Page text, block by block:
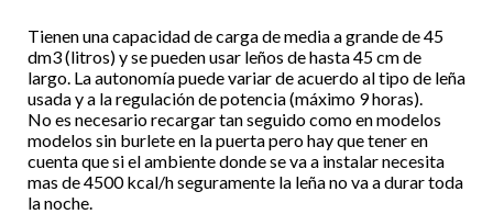
Tienen una capacidad de carga de media a grande de 45
dm3 (litros) y se pueden usar leños de hasta 45 cm de
largo. La autonomía puede variar de acuerdo al tipo de leña
usada y a la regulación de potencia (máximo 9 horas).
No es necesario recargar tan seguido como en modelos
modelos sin burlete en la puerta pero hay que tener en
cuenta que si el ambiente donde se va a instalar necesita
mas de 4500 kcal/h seguramente la leña no va a durar toda
la noche.